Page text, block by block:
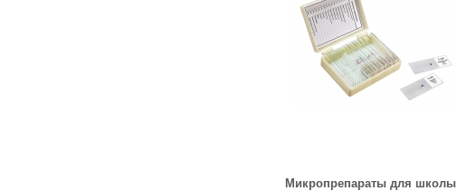
Микропрепараты для школы